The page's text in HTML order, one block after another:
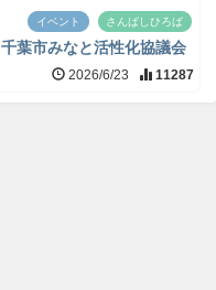
イベント さんばしひろば
千葉市みなと活性化協議会
2026/6/23 11287